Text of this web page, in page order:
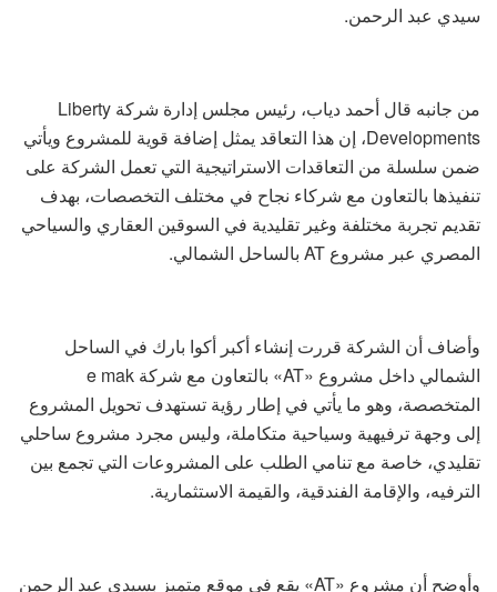
سيدي عبد الرحمن.
من جانبه قال أحمد دياب، رئيس مجلس إدارة شركة Liberty
Developments، إن هذا التعاقد يمثل إضافة قوية للمشروع ويأتي
ضمن سلسلة من التعاقدات الاستراتيجية التي تعمل الشركة على
تنفيذها بالتعاون مع شركاء نجاح في مختلف التخصصات، بهدف
تقديم تجربة مختلفة وغير تقليدية في السوقين العقاري والسياحي
المصري عبر مشروع AT بالساحل الشمالي.
وأضاف أن الشركة قررت إنشاء أكبر أكوا بارك في الساحل
الشمالي داخل مشروع «AT» بالتعاون مع شركة e mak
المتخصصة، وهو ما يأتي في إطار رؤية تستهدف تحويل المشروع
إلى وجهة ترفيهية وسياحية متكاملة، وليس مجرد مشروع ساحلي
تقليدي، خاصة مع تنامي الطلب على المشروعات التي تجمع بين
الترفيه، والإقامة الفندقية، والقيمة الاستثمارية.
وأوضح أن مشروع «AT» يقع في موقع متميز بسيدي عبد الرحمن